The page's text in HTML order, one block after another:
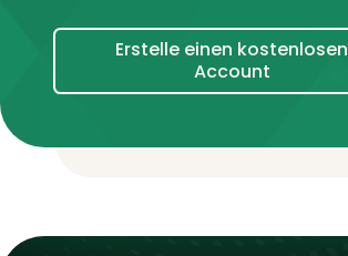
Erstelle einen kostenlosen
Account